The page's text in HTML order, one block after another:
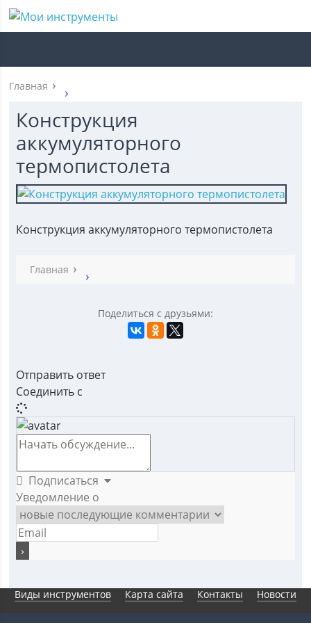
Главная
Конструкция
аккумуляторного
термопистолета
Конструкция аккумуляторного термопистолета
Главная
Поделиться с друзьями:
Отправить ответ
Соединить с
Подписаться
Уведомление о
Виды инструментов Карта сайта Контакты Новости